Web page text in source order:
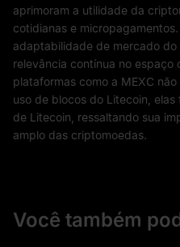
aprimoram a utilidade da
cotidianas e
adaptabilidade de mercado do
relevância contínua no espaço
plataformas como a MEXC
uso de blocos do Litecoin,
de Litecoin, ressaltando sua
amplo das criptomoedas.
Você também